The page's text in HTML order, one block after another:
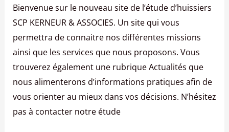
Bienvenue sur le nouveau site de l’étude d’huissiers
SCP KERNEUR & ASSOCIES. Un site qui vous
permettra de connaitre nos différentes missions
ainsi que les services que nous proposons. Vous
trouverez également une rubrique Actualités que
nous alimenterons d’informations pratiques afin de
vous orienter au mieux dans vos décisions. N’hésitez
pas à contacter notre étude